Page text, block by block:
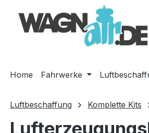
Hauptinhalt springen
Zur Suche springen
Zur Hauptnavigation springen
Home Fahrwerke
Luftbeschaffung Komplette Kits